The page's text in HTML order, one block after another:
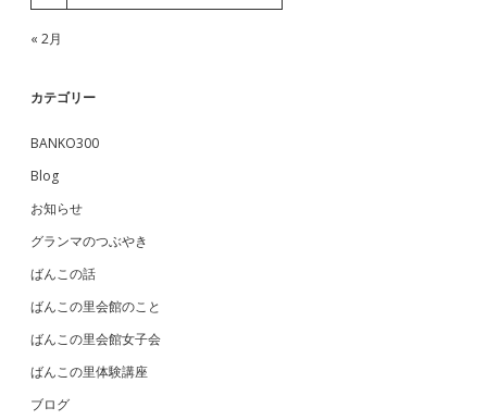
« 2月
カテゴリー
BANKO300
Blog
お知らせ
グランマのつぶやき
ばんこの話
ばんこの里会館のこと
ばんこの里会館女子会
ばんこの里体験講座
ブログ